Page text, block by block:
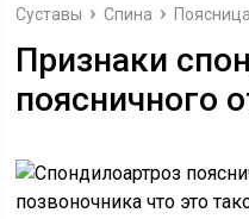
Суставы Спина Поясница
Признаки
поясничного